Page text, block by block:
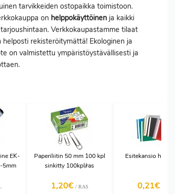
tarvikkeiden ostopaikka toimistoon.
on helppokäyttöinen ja kaikki
Verkkokaupastamme tilaat
rekisteröitymättä! Ekologinen ja
on valmistettu ympäristöystävällisesti ja
EK-
5mm
Paperiliitin 50 mm 100 kpl
sinkitty 100kpl/ras
1,20€ / RAS
Esitekansio
0,21€